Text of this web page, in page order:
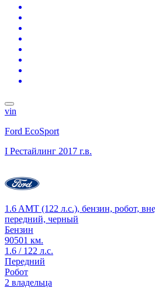
vin
Ford EcoSport
I Рестайлинг 2017 г.в.
1.6 AMT (122 л.с.), бензин, робот,
передний, черный
Бензин
90501 км.
1.6 / 122 л.с.
Передний
Робот
2 владельца